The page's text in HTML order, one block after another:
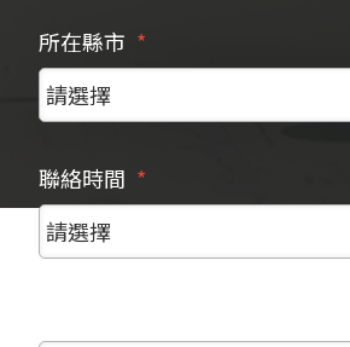
所在縣市
聯絡時間